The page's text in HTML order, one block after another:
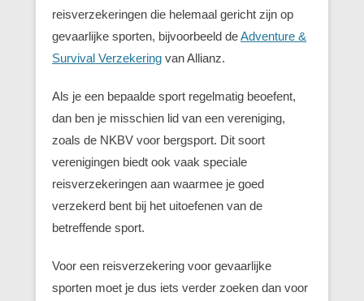
reisverzekeringen die helemaal gericht zijn op
gevaarlijke sporten, bijvoorbeeld deAdventure &
Survival Verzekering van Allianz.
Als je een bepaalde sport regelmatig beoefent,
dan ben je misschien lid van een vereniging,
zoals de NKBV voor bergsport. Dit soort
verenigingen biedt ook vaak speciale
reisverzekeringen aan waarmee je goed
verzekerd bent bij het uitoefenen van de
betreffende sport.
Voor een reisverzekering voor gevaarlijke
sporten moet je dus iets verder zoeken dan voor